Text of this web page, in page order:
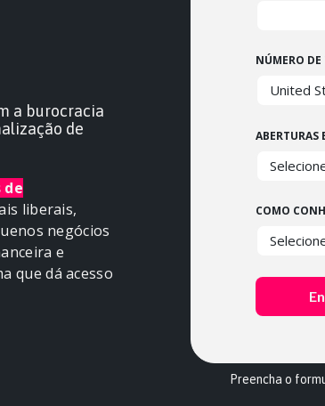
a burocracia
de
de
liberais,
negócios
e
que dá acesso
NÚMERO DE
ABERTURAS
COMO
Preencha o